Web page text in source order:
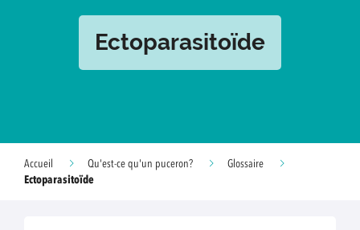
Ectoparasitoïde
Accueil Qu'est-ce qu'un puceron?
Glossaire
Ectoparasitoïde